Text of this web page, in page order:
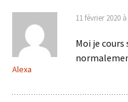
Alexa
11 février 2020
Moi je